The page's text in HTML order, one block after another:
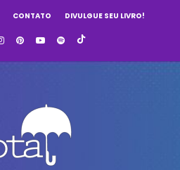
CONTATO DIVULGUE SEU LIVRO!